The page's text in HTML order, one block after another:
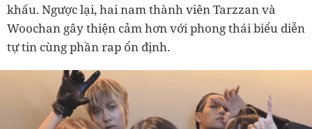
khấu. Ngược lại, hai nam thành viên Tarzzan và
Woochan gây thiện cảm hơn với phong thái biểu diễn
tự tin cùng phần rap ổn định.